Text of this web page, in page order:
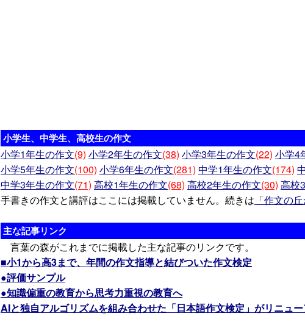
小学生、中学生、高校生の作文
小学1年生の作文(9) 小学2年生の作文(38) 小学3年生の作文(22) 小学4
小学5年生の作文(100) 小学6年生の作文(281) 中学1年生の作文(174)
中学3年生の作文(71) 高校1年生の作文(68) 高校2年生の作文(30) 高校
手書きの作文と講評はここには掲載していません。続きは 「作文の丘
主な記事リンク
言葉の森がこれまでに掲載した主な記事のリンクです。
■小1から高3まで、年間の作文指導と結びついた作文検定
●評価サンプル
●知識偏重の教育から思考力重視の教育へ
AIと独自アルゴリズムを組み合わせた「日本語作文検定」がリニュ